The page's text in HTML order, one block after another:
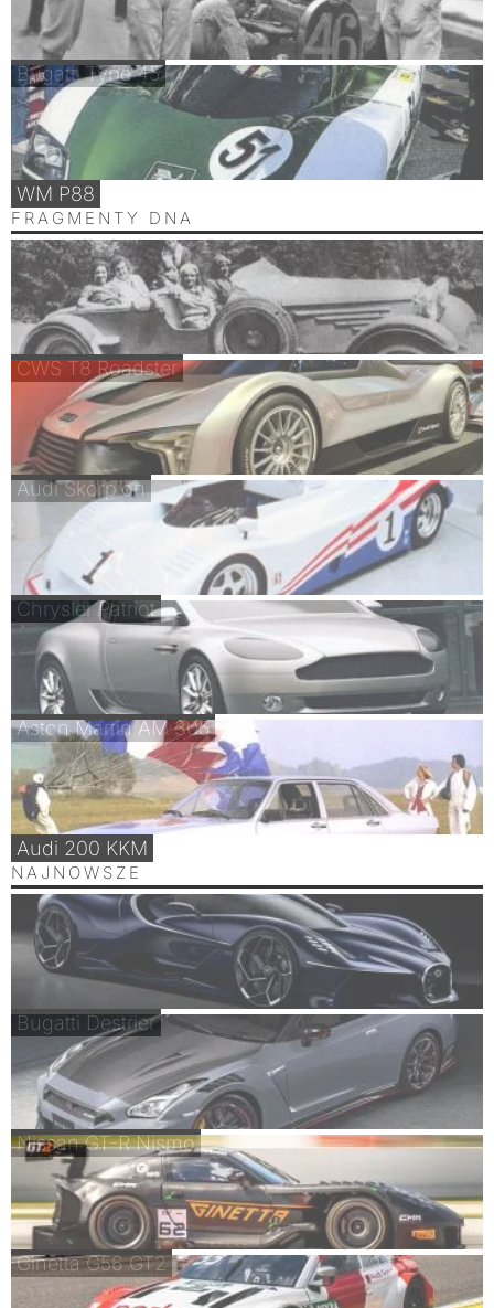
Bugatti Type 45
WM P88
FRAGMENTY DNA
CWS T8 Roadster
Audi Skorpion
Chrysler Patriot
Aston Martin AM 305
Audi 200 KKM
NAJNOWSZE
Bugatti Destrier
Nissan GT-R Nismo
Ginetta G56 GT2